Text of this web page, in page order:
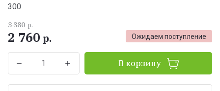
300
Ожидаем поступление
3 380 р.
2 760 р.
В корзину